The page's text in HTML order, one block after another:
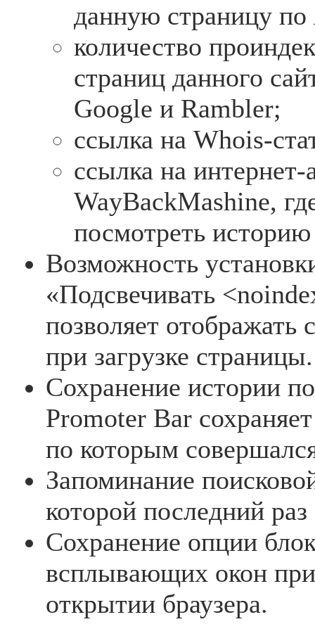
данную страницу
количество
страниц данного
Google и Rambler;
ссылка на Whois-
ссылка на интернет-
WayBackMashine,
посмотреть историю
Возможность
«Подсвечивать
позволяет
при загрузке страницы.
Сохранение истории
Promoter Bar
по которым
Запоминание
которой последний
Сохранение опции
всплывающих окон
открытии браузера.